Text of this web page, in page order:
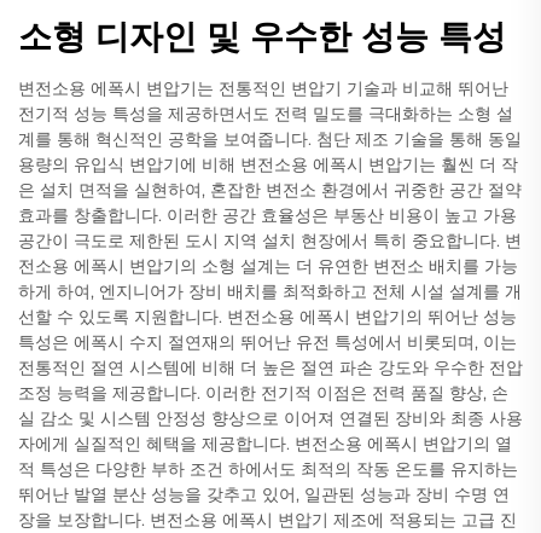
소형 디자인 및 우수한 성능 특성
변전소용 에폭시 변압기는 전통적인 변압기 기술과 비교해 뛰어난
전기적 성능 특성을 제공하면서도 전력 밀도를 극대화하는 소형 설
계를 통해 혁신적인 공학을 보여줍니다. 첨단 제조 기술을 통해 동일
용량의 유입식 변압기에 비해 변전소용 에폭시 변압기는 훨씬 더 작
은 설치 면적을 실현하여, 혼잡한 변전소 환경에서 귀중한 공간 절약
효과를 창출합니다. 이러한 공간 효율성은 부동산 비용이 높고 가용
공간이 극도로 제한된 도시 지역 설치 현장에서 특히 중요합니다. 변
전소용 에폭시 변압기의 소형 설계는 더 유연한 변전소 배치를 가능
하게 하여, 엔지니어가 장비 배치를 최적화하고 전체 시설 설계를 개
선할 수 있도록 지원합니다. 변전소용 에폭시 변압기의 뛰어난 성능
특성은 에폭시 수지 절연재의 뛰어난 유전 특성에서 비롯되며, 이는
전통적인 절연 시스템에 비해 더 높은 절연 파손 강도와 우수한 전압
조정 능력을 제공합니다. 이러한 전기적 이점은 전력 품질 향상, 손
실 감소 및 시스템 안정성 향상으로 이어져 연결된 장비와 최종 사용
자에게 실질적인 혜택을 제공합니다. 변전소용 에폭시 변압기의 열
적 특성은 다양한 부하 조건 하에서도 최적의 작동 온도를 유지하는
뛰어난 발열 분산 성능을 갖추고 있어, 일관된 성능과 장비 수명 연
장을 보장합니다. 변전소용 에폭시 변압기 제조에 적용되는 고급 진